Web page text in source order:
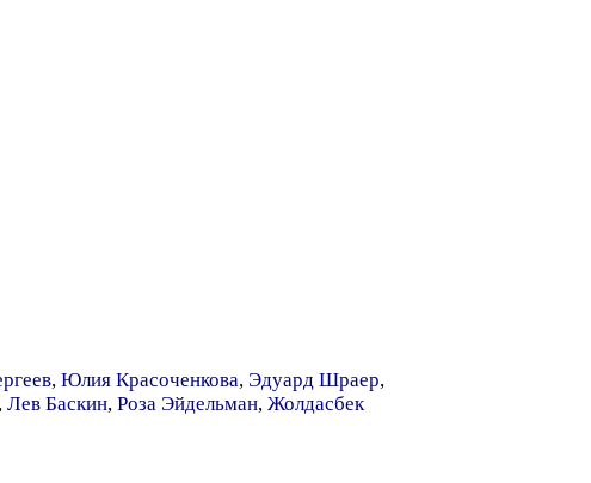
, Юлия Красоченкова, Эдуард Шраер,
, Лев Баскин, Роза Эйдельман, Жолдасбек